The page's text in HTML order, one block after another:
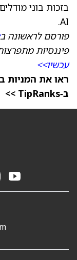
בזכות בוני
AI.
פורסם לראשונה ב
פיננסיות
עכשיו>>
ראו את המניות
ב‑TipRanks >>